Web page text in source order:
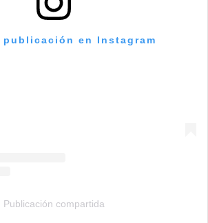
publicación en Instagram
Publicación compartida